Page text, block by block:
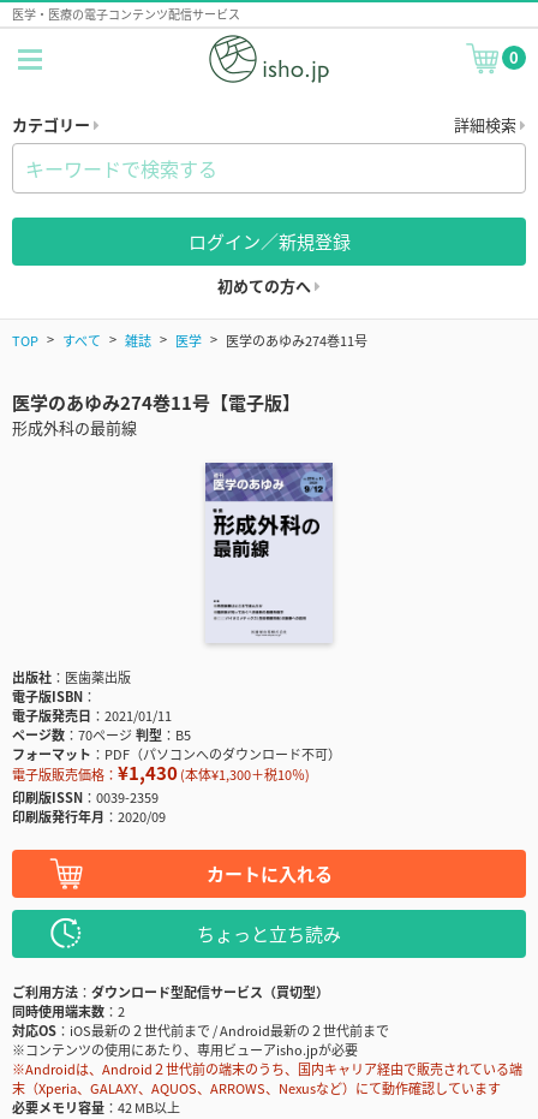
医学・医療の電子コンテンツ配信サービス
0
カテゴリー 詳細検索
ログイン／新規登録
初めての方へ
TOP すべて 雑誌 医学 医学のあゆみ274巻11号
医学のあゆみ274巻11号【電子版】
形成外科の最前線
出版社
医歯薬出版
電子版ISBN
電子版発売日
2021/01/11
ページ数
70ページ判型
B5
フォーマット
PDF（パソコンへのダウンロード不可）
電子版販売価格： ¥1,430(本体¥1,300＋税10％)
印刷版ISSN
0039-2359
印刷版発行年月
2020/09
カートに入れる
ちょっと立ち読み
ご利用方法
ダウンロード型配信サービス（買切型）
同時使用端末数
2
対応OS
iOS最新の２世代前まで / Android最新の２世代前まで
※コンテンツの使用にあたり、専用ビューアisho.jpが必要
※Androidは、Android２世代前の端末のうち、国内キャリア経由で販売されている端
末（Xperia、GALAXY、AQUOS、ARROWS、Nexusなど）にて動作確認しています
必要メモリ容量
42 MB以上